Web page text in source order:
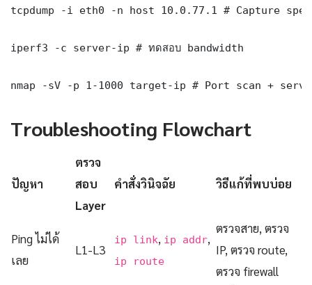
tcpdump -i eth0 -n host 10.0.77.1 # Capture
iperf3 -c server-ip # ทดสอบ bandwidth
nmap -sV -p 1-1000 target-ip # Port scan +
Troubleshooting Flowchart
ปัญหา
ตรวจ
สอบ
Layer
คำสั่งวินิจฉัย วิธีแก้ที่พบบ่อย
Ping ไม่ได้
เลย
L1-L3
ip link, ip addr,
ip route
ตรวจสาย, ตรวจ
IP, ตรวจ route,
ตรวจ firewall